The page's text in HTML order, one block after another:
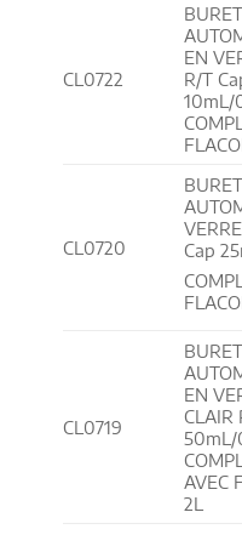
CL0722
EN
R/T
10mL/
CL0720
Cap
CL0719
EN
CLAIR
50mL/
AVEC
2L